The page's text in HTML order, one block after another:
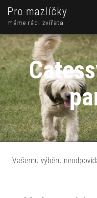
Pro mazlíčky
máme rádi zvířata
Vašemu výběru